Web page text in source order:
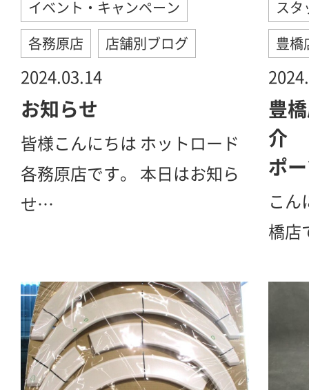
イベント・キャンペーン
各務原店 店舗別ブログ
2024.03.14
お知らせ
皆様こんにちは ホットロード
各務原店です。 本日はお知ら
せ…
スタ
豊橋
豊
介
ポ
こん
橋店